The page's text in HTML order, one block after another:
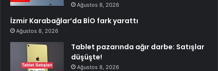
Ağustos 8, 2026
İzmir Karabağlar’da BİO fark yarattı
Ağustos 8, 2026
Tablet pazarında ağır darbe: Satışlar
düşüşte!
Ağustos 8, 2026